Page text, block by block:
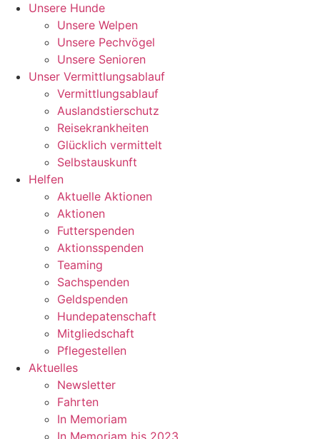
Unsere Hunde
Unsere Welpen
Unsere Pechvögel
Unsere Senioren
Unser Vermittlungsablauf
Vermittlungsablauf
Auslandstierschutz
Reisekrankheiten
Glücklich vermittelt
Selbstauskunft
Helfen
Aktuelle Aktionen
Aktionen
Futterspenden
Aktionsspenden
Teaming
Sachspenden
Geldspenden
Hundepatenschaft
Mitgliedschaft
Pflegestellen
Aktuelles
Newsletter
Fahrten
In Memoriam